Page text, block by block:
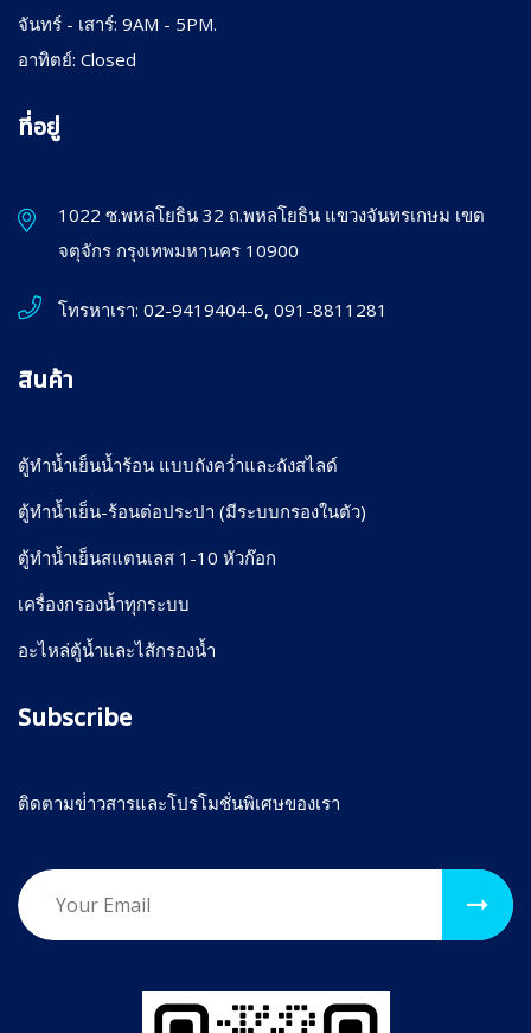
จันทร์ - เสาร์: 9AM - 5PM.
อาทิตย์: Closed
ที่อยู่
1022 ซ.พหลโยธิน 32 ถ.พหลโยธิน แขวงจันทรเกษม เขต
จตุจักร กรุงเทพมหานคร 10900
โทรหาเรา: 02-9419404-6, 091-8811281
สินค้า
ตู้ทำน้ำเย็นน้ำร้อน แบบถังคว่ำและถังสไลด์
ตู้ทำน้ำเย็น-ร้อนต่อประปา (มีระบบกรองในตัว)
ตู้ทำน้ำเย็นสแตนเลส 1-10 หัวก๊อก
เครื่องกรองน้ำทุกระบบ
อะไหล่ตู้น้ำและไส้กรองน้ำ
Subscribe
ติดตามข่่าวสารและโปรโมชั่นพิเศษของเรา